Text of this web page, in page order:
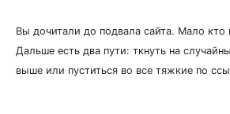
Вы дочитали до подвала сайта. Мало кто
Дальше есть два пути: ткнуть на
выше или пуститься во все тяжкие по